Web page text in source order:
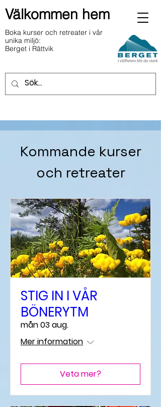
Välkommen hem
Boka kurser och retreater i vår
unika miljö:
Berget i Rättvik
Kommande kurser
och retreater
STIG IN I VÅR
BÖNERYTM
mån 03 aug.
Mer information
Veta mer?